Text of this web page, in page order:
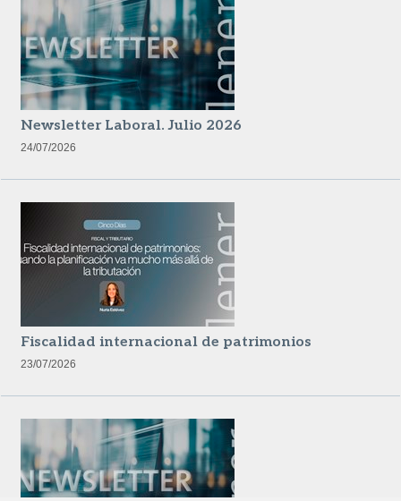
Newsletter Laboral. Julio 2026
24/07/2026
Fiscalidad internacional de patrimonios
23/07/2026